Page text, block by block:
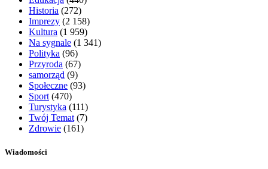
Historia (272)
Imprezy (2 158)
Kultura (1 959)
Na sygnale (1 341)
Polityka (96)
Przyroda (67)
samorząd (9)
Społeczne (93)
Sport(470)
Turystyka (111)
Twój Temat(7)
Zdrowie (161)
Wiadomości